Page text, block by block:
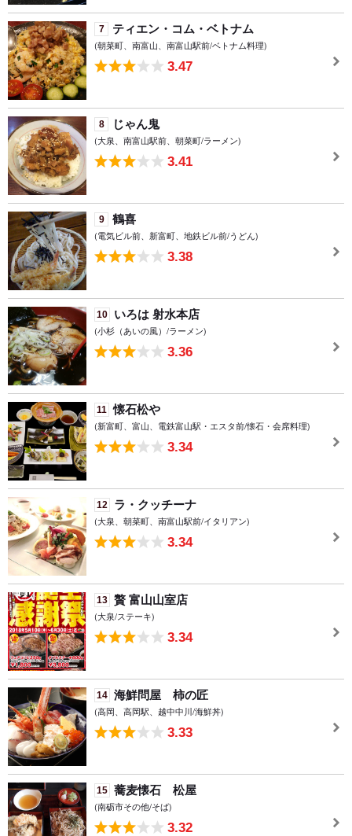
7 ティエン・コム・ベトナム
(朝菜町、南富山、南富山駅前/ベトナム料理)
3.47
8 じゃん鬼
(大泉、南富山駅前、朝菜町/ラーメン)
3.41
9 鶴喜
(電気ビル前、新富町、地鉄ビル前/うどん)
3.38
10 いろは 射水本店
(小杉（あいの風）/ラーメン)
3.36
11 懐石松や
(新富町、富山、電鉄富山駅・エスタ前/懐石・会席料理)
3.34
12 ラ・クッチーナ
(大泉、朝菜町、南富山駅前/イタリアン)
3.34
13 贅 富山山室店
(大泉/ステーキ)
3.34
14 海鮮問屋 柿の匠
(高岡、高岡駅、越中中川/海鮮丼)
3.33
15 蕎麦懐石 松屋
(南砺市その他/そば)
3.32